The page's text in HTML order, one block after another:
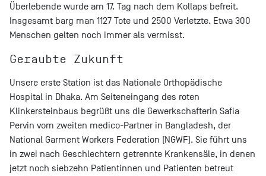
Überlebende wurde am 17. Tag nach dem Kollaps befreit.
Insgesamt barg man 1127 Tote und 2500 Verletzte. Etwa 300
Menschen gelten noch immer als vermisst.
Geraubte Zukunft
Unsere erste Station ist das Nationale Orthopädische
Hospital in Dhaka. Am Seiteneingang des roten
Klinkersteinbaus begrüßt uns die Gewerkschafterin Safia
Pervin vom zweiten medico-Partner in Bangladesh, der
National Garment Workers Federation (NGWF). Sie führt uns
in zwei nach Geschlechtern getrennte Krankensäle, in denen
jetzt noch siebzehn Patientinnen und Patienten betreut